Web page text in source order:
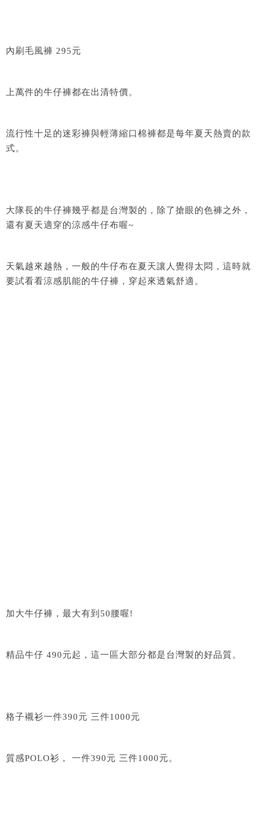
內刷毛風褲 295元
上萬件的牛仔褲都在出清特價。
流行性十足的迷彩褲與輕薄縮口棉褲都是每年夏天熱賣的款
式。
大隊長的牛仔褲幾乎都是台灣製的，除了搶眼的色褲之外，
還有夏天適穿的涼感牛仔布喔~
天氣越來越熱，一般的牛仔布在夏天讓人覺得太悶，這時就
要試看看涼感肌能的牛仔褲，穿起來透氣舒適。
加大牛仔褲，最大有到50腰喔!
精品牛仔 490元起，這一區大部分都是台灣製的好品質。
格子襯衫一件390元 三件1000元
質感POLO衫， 一件390元 三件1000元。